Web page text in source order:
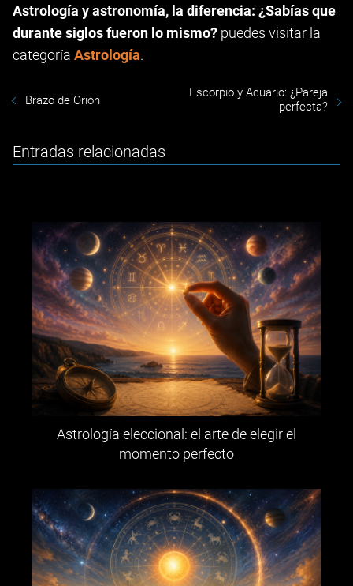
Astrología y astronomía, la diferencia: ¿Sabías que
durante siglos fueron lo mismo? puedes visitar la
categoría Astrología.
Brazo de Orión
Escorpio y Acuario: ¿Pareja
perfecta?
Entradas relacionadas
Astrología eleccional: el arte de elegir el
momento perfecto